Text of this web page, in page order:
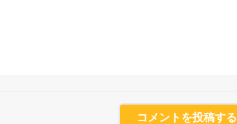
コメントを投稿する